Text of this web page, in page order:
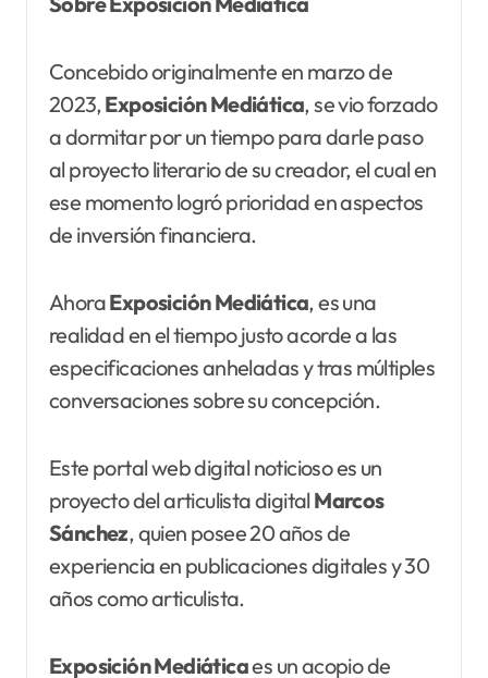
Concebido originalmente en marzo de
2023, Exposición Mediática, se vio forzado
a dormitar por un tiempo para darle paso
al proyecto literario de su creador, el cual en
ese momento logró prioridad en aspectos
de inversión financiera.
AhoraExposición Mediática, es una
realidad en el tiempo justo acorde a las
especificaciones anheladas y tras múltiples
conversaciones sobre su concepción.
Este portal web digital noticioso es un
proyecto del articulista digital Marcos
Sánchez, quien posee 20 años de
experiencia en publicaciones digitales y 30
años como articulista.
Exposición Mediáticaes un acopio de